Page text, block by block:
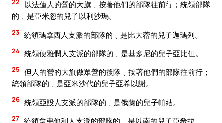
22
以法蓮人的營的大旗﹑按著他們的部隊往前行；統領部隊
的﹑是亞米忽的兒子以利沙瑪。
23 統領瑪拿西人支派的部隊的﹑是比大蓿的兒子迦瑪列。
24 統領便雅憫人支派的部隊的﹑是基多尼的兒子亞比但。
25 但人的營的大旗做眾營的後隊﹑按著他們的部隊往前行；
統領部隊的﹑是亞米沙代的兒子亞希以謝。
26 統領亞設人支派的部隊的﹑是俄蘭的兒子帕結。
27 統領拿弗他利人支派的部隊的﹑是以南的兒子亞希拉。